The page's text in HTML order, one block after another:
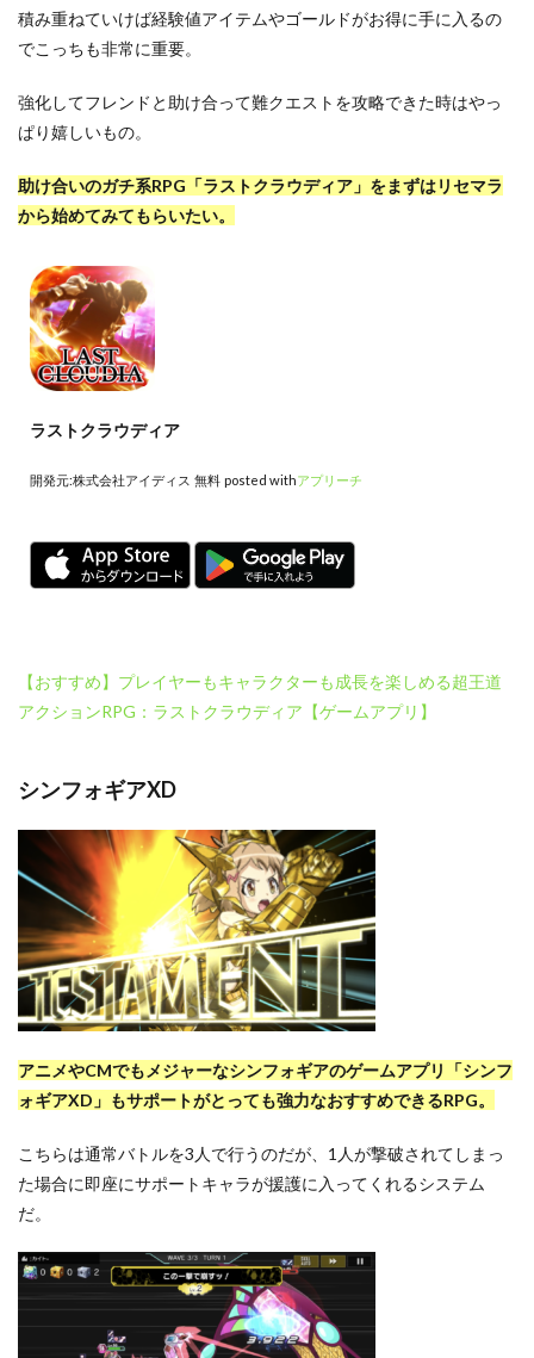
積み重ねていけば経験値アイテムやゴールドがお得に手に入るの
でこっちも非常に重要。
強化してフレンドと助け合って難クエストを攻略できた時はやっ
ぱり嬉しいもの。
助け合いのガチ系RPG「ラストクラウディア」をまずはリセマラ
から始めてみてもらいたい。
ラストクラウディア
開発元:株式会社アイディス 無料 posted withアプリーチ
【おすすめ】プレイヤーもキャラクターも成長を楽しめる超王道
アクションRPG：ラストクラウディア【ゲームアプリ】
シンフォギアXD
アニメやCMでもメジャーなシンフォギアのゲームアプリ「シンフ
ォギアXD」もサポートがとっても強力なおすすめできるRPG。
こちらは通常バトルを3人で行うのだが、1人が撃破されてしまっ
た場合に即座にサポートキャラが援護に入ってくれるシステム
だ。